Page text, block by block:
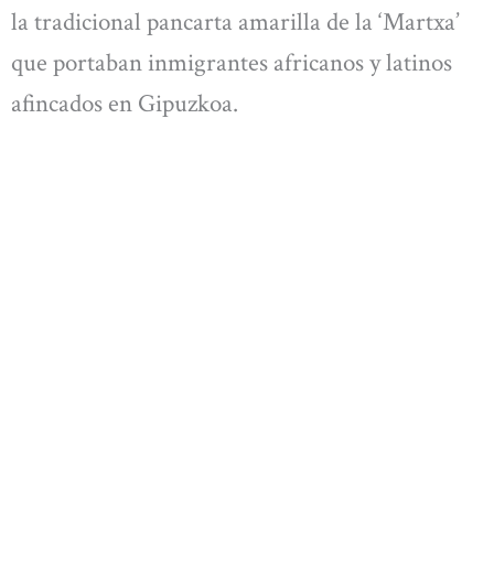
la tradicional pancarta amarilla de la ‘Martxa’
que portaban inmigrantes africanos y latinos
afincados en Gipuzkoa.